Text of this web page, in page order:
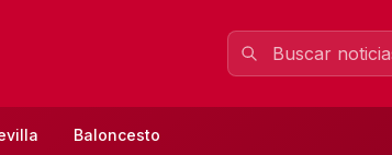
Baloncesto